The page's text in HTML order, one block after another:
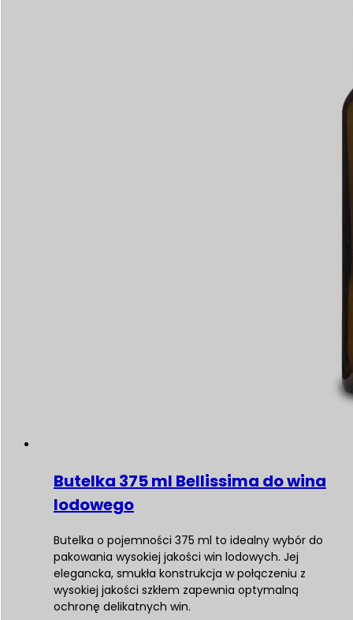
Butelka 375 ml Bellissima do wina
lodowego
Butelka o pojemności 375 ml to idealny wybór do
pakowania wysokiej jakości win lodowych. Jej
elegancka, smukła konstrukcja w połączeniu z
wysokiej jakości szkłem zapewnia optymalną
ochronę delikatnych win.